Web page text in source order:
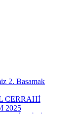
2. Basamak
CERRAHİ
2025